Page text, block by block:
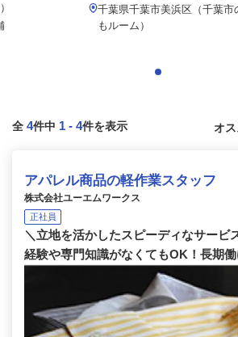
千葉県千葉市美浜区（千葉市
もルーム）
全 4件中 1 - 4件を表示
アパレル商品の軽作業スタッフ
株式会社ユーエムワークス
正社員
＼立地を活かしたスピーディなサービ
経験や専門知識がなくてもOK！長期働